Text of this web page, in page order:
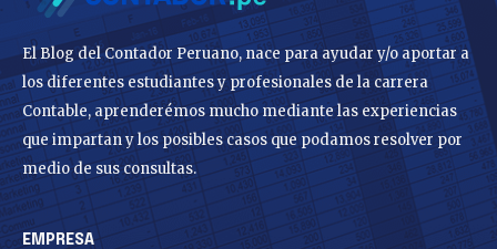
El Blog del Contador Peruano, nace para ayudar y/o aportar a
los diferentes estudiantes y profesionales de la carrera
Contable, aprenderémos mucho mediante las experiencias
que impartan y los posibles casos que podamos resolver por
medio de sus consultas.
EMPRESA